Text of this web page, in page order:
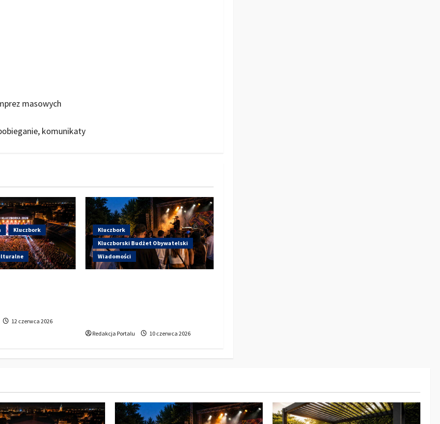
masowych
komunikaty
Kluczbork
12 czerwca 2026
Kluczbork
Kluczborski Budżet Obywatelski
Wiadomości
Redakcja Portalu 10 czerwca 2026